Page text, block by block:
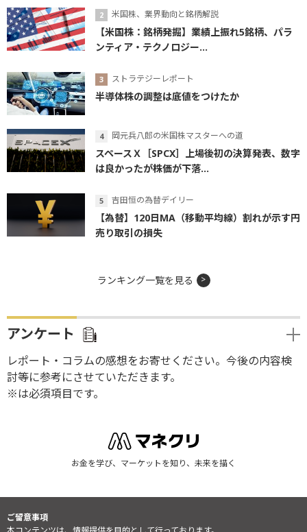
米国株、業界動向と銘柄解説
【米国株：銘柄発掘】業績上振れ5銘柄、パラ
ンティア・テクノロジー...
ストラテジーレポート
半導体株の調整は底値をつけたか
岡元兵八郎の米国株マスターへの道
スペースＸ［SPCX］上場後初の決算発表、数字
は良かったが株価が下落...
吉田恒の為替デイリー
【為替】120日MA（移動平均線）割れが示す円
売り取引の損失
ランキング一覧を見る
アンケート
レポート・コラムの感想をお寄せください。今後の内容検
討等に参考にさせていただきます。
※は必須項目です。
お金を学び、マーケットを知り、未来を描く
ご留意事項